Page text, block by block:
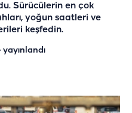
Sürücülerin en çok
yoğun saatleri ve
keşfedin.